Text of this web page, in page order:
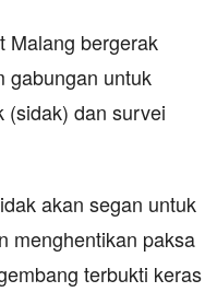
Malang bergerak
gabungan untuk
(sidak) dan survei
akan segan untuk
menghentikan paksa
terbukti keras